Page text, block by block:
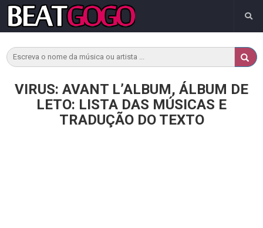
VIRUS: AVANT L’ALBUM, ÁLBUM DE
LETO: LISTA DAS MÚSICAS E
TRADUÇÃO DO TEXTO